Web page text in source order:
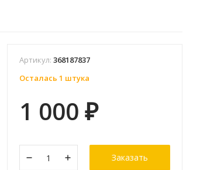
Артикул: 368187837
Осталась 1 штука
1 000 ₽
Заказать